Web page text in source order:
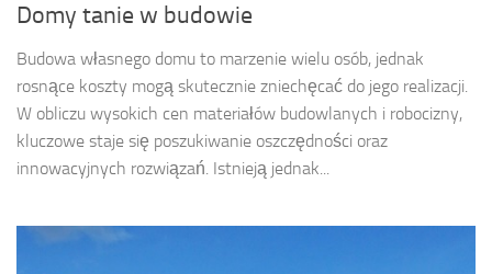
Domy tanie w budowie
Budowa własnego domu to marzenie wielu osób, jednak
rosnące koszty mogą skutecznie zniechęcać do jego realizacji.
W obliczu wysokich cen materiałów budowlanych i robocizny,
kluczowe staje się poszukiwanie oszczędności oraz
innowacyjnych rozwiązań. Istnieją jednak...